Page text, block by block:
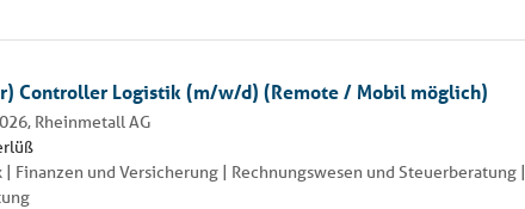
Controller Logistik (m/w/d) (Remote / Mobil möglich)
Rheinmetall AG
| Finanzen und Versicherung | Rechnungswesen und Steuerberatung |